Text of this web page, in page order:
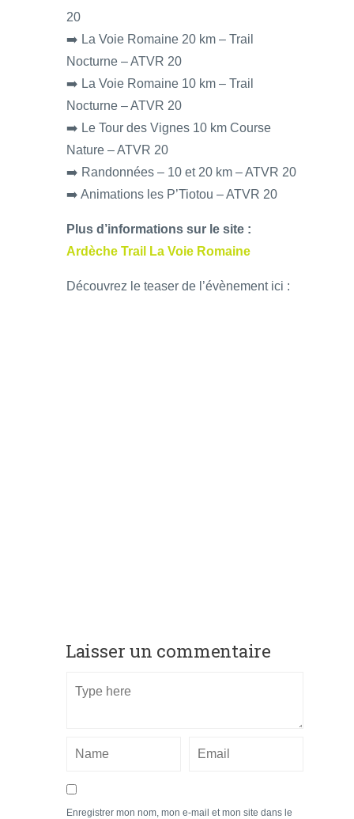
20
➡️ La Voie Romaine 20 km – Trail
Nocturne – ATVR 20
➡️ La Voie Romaine 10 km – Trail
Nocturne – ATVR 20
➡️ Le Tour des Vignes 10 km Course
Nature – ATVR 20
➡️ Randonnées – 10 et 20 km – ATVR 20
➡️ Animations les P’Tiotou – ATVR 20
Plus d’informations sur le site :
Ardèche Trail La Voie Romaine
Découvrez le teaser de l’évènement ici :
Laisser un commentaire
Enregistrer mon nom, mon e-mail et mon site dans le